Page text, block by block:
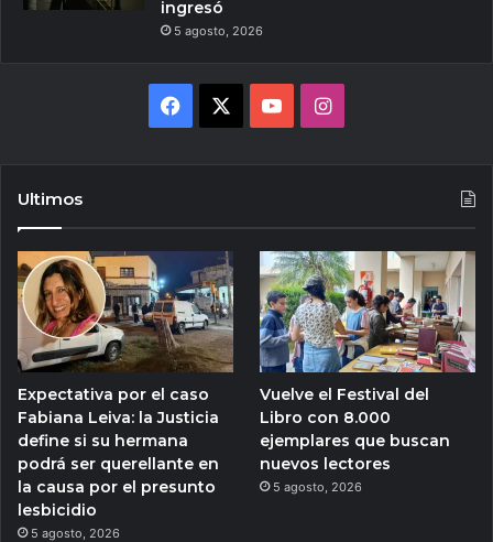
ingresó
5 agosto, 2026
Facebook YouTubeInstagram
Ultimos
Expectativa por el caso
Fabiana Leiva: la Justicia
define si su hermana
podrá ser querellante en
la causa por el presunto
lesbicidio
5 agosto, 2026
Vuelve el Festival del
Libro con 8.000
ejemplares que buscan
nuevos lectores
5 agosto, 2026